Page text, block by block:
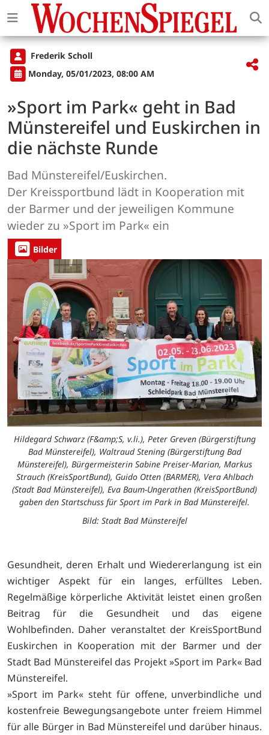
Frederik Scholl
Monday, 05/01/2023, 08:00 AM
»Sport im Park« geht in Bad
Münstereifel und Euskirchen in
die nächste Runde
Bad Münstereifel/Euskirchen.
Der Kreissportbund lädt in Kooperation mit
der Barmer und der jeweiligen Kommune
wieder zu »Sport im Park« ein
Bilder
Hildegard Schwarz (F&amp;S, v.li.), Peter Greven (Bürgerstiftung
Bad Münstereifel), Waltraud Stening (Bürgerstiftung Bad
Münstereifel), Bürgermeisterin Sabine Preiser-Marian, Markus
Strauch (KreisSportBund), Guido Otten (BARMER), Vera Ahlbach
(Stadt Bad Münstereifel), Eva Baum-Ungerathen (KreisSportBund)
gaben den Startschuss für Sport im Park in Bad Münstereifel.
Bild: Stadt Bad Münstereifel
Gesundheit, deren Erhalt und Wiedererlangung ist ein
wichtiger Aspekt für ein langes, erfülltes Leben.
Regelmäßige körperliche Aktivität leistet einen großen
Beitrag für die Gesundheit und das eigene
Wohlbefinden. Daher veranstaltet der KreisSportBund
Euskirchen in Kooperation mit der Barmer und der
Stadt Bad Münstereifel das Projekt »Sport im Park« Bad
Münstereifel.
»Sport im Park« steht für offene, unverbindliche und
kostenfreie Bewegungsangebote unter freiem Himmel
für alle Bürger in Bad Münstereifel und darüber hinaus.